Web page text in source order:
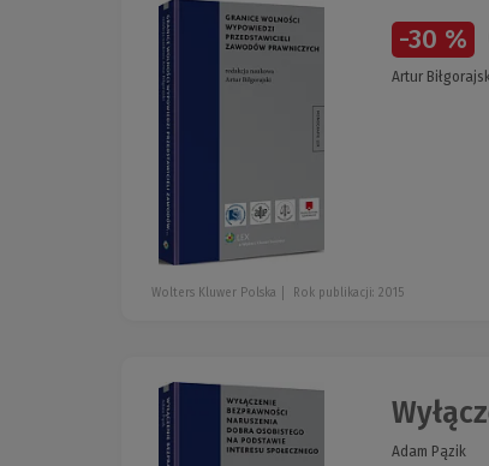
-30 %
Artur
Wolters Kluwer Polska Rok publikacji: 2015
Adam Pązik